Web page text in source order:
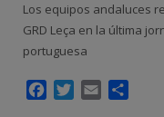
Los equipos andaluces
GRD Leça en la última
portuguesa
FacebookTwitter
Email